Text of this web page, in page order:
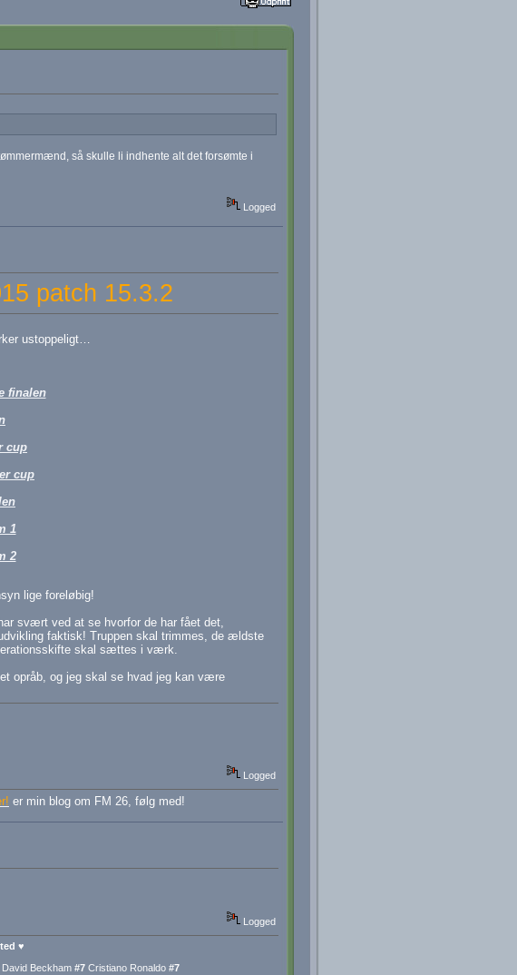
så skulle li indhente alt det forsømte i
Logged
patch 15.3.2
ustoppeligt…
finalen
cup
cup
1
2
lige foreløbig!
svært ved at se hvorfor de har fået det,
faktisk! Truppen skal trimmes, de ældste
skal sættes i værk.
opråb, og jeg skal se hvad jeg kan være
Logged
er min blog om FM 26, følg med!
Logged
♥
Beckham #7Cristiano Ronaldo #7